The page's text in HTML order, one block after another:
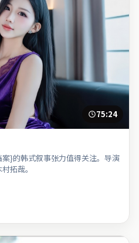
75:24
}的韩式叙事张力值得关注。导演
拓哉。